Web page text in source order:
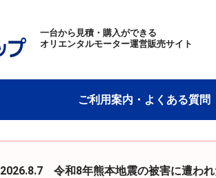
一台から見積・購入ができる
オリエンタルモーター運営販売サイト
ご利用案内・よくある質問
2026.8.7 令和8年熊本地震の被害に遭われ